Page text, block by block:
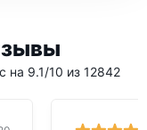
на 9.1/10 из 12842